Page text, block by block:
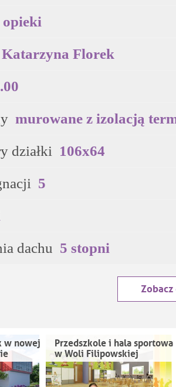
Florek
murowane z izolacją
działki 106x64
5
dachu 5 stopni
Zobacz
w nowej
Przedszkole i hala sportowa
w Woli Filipowskiej